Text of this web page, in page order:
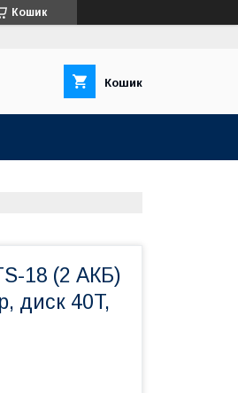
Кошик
Кошик
18 (2 АКБ)
диск 40T,